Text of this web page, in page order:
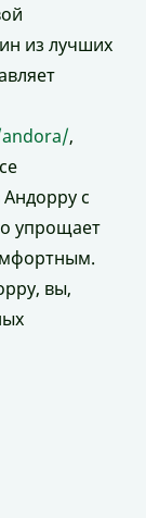
из лучших
,
с
упрощает
вы,